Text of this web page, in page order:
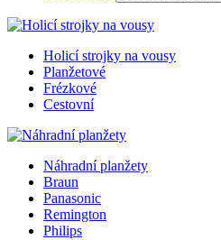
Holicí strojky na vousy
Planžetové
Frézkové
Cestovní
Náhradní planžety
Braun
Panasonic
Remington
Philips